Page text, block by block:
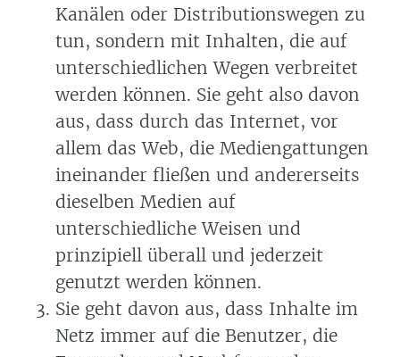
Kanälen oder Distributionswegen zu
tun, sondern mit Inhalten, die auf
unterschiedlichen Wegen verbreitet
werden können. Sie geht also davon
aus, dass durch das Internet, vor
allem das Web, die Mediengattungen
ineinander fließen und andererseits
dieselben Medien auf
unterschiedliche Weisen und
prinzipiell überall und jederzeit
genutzt werden können.
Sie geht davon aus, dass Inhalte im
Netz immer auf die Benutzer, die